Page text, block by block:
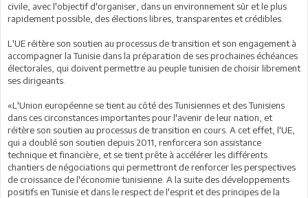
civile, avec l'objectif d'organiser, dans un environnement sûr et le plus
rapidement possible, des élections libres, transparentes et crédibles.
L'UE réitère son soutien au processus de transition et son engagement à
accompagner la Tunisie dans la préparation de ses prochaines échéances
électorales, qui doivent permettre au peuple tunisien de choisir librement
ses dirigeants.
«L'Union européenne se tient au côté des Tunisiennes et des Tunisiens
dans ces circonstances importantes pour l'avenir de leur nation, et
réitère son soutien au processus de transition en cours. A cet effet, l'UE,
qui a doublé son soutien depuis 2011, renforcera son assistance
technique et financière, et se tient prête à accélérer les différents
chantiers de négociations qui permettront de renforcer les perspectives
de croissance de l'économie tunisienne. A la suite des développements
positifs en Tunisie et dans le respect de l'esprit et des principes de la